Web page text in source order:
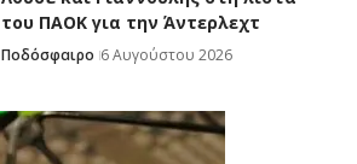
του ΠΑΟΚ για την Άντερλεχτ
Ποδόσφαιρο 6 Αυγούστου 2026